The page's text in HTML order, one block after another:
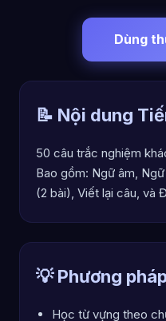
Dùng
📝 Nội dung
50 câu trắc nghiệm
Bao gồm: Ngữ âm,
(2 bài), Viết lại câu, và
💡 Phương
Học từ vựng theo